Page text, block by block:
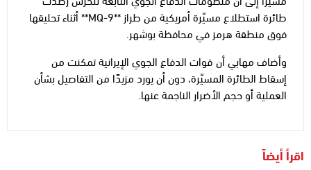
طائرة استطلاع مسيّرة أمريكية من طراز **MQ-9** أثناء تحليقها
فوق منطقة هرمز في محافظة بوشهر.
وأضاف مهابي أن قوات الدفاع الجوي الإيرانية تمكنت من
إسقاط الطائرة المسيّرة، دون أن يورد مزيدًا من التفاصيل بشأن
العملية أو حجم الأضرار الناجمة عنها.
اقرأ أيضاً